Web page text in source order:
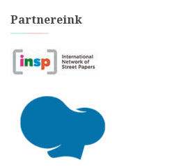
Partnereink